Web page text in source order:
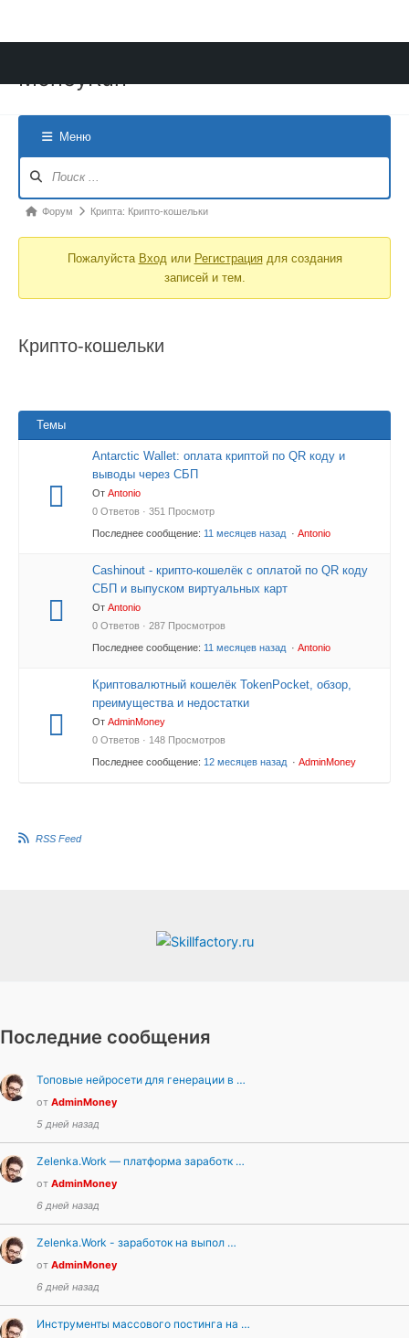
содержимому
MoneyRun
Меню
Форума
ФорумФорум Крипта: Крипто-кошельки
Пожалуйста Входили Регистрациядля создания
записей и тем.
Крипто-кошельки
Темы
Antarctic Wallet: оплата криптой по QR коду и
выводы через СБП
От Antonio
0 Ответов · 351 Просмотр
Последнее сообщение: 11 месяцев назад · Antonio
Cashinout - крипто-кошелёк с оплатой по QR коду
СБП и выпуском виртуальных карт
От Antonio
0 Ответов · 287 Просмотров
Последнее сообщение: 11 месяцев назад · Antonio
Криптовалютный кошелёк TokenPocket, обзор,
преимущества и недостатки
От AdminMoney
0 Ответов · 148 Просмотров
Последнее сообщение: 12 месяцев назад · AdminMoney
RSS Feed
Последние сообщения
Топовые нейросети для генерации в …
от AdminMoney
5 дней назад
Zelenka.Work — платформа заработк …
от AdminMoney
6 дней назад
Zelenka.Work - заработок на выпол …
от AdminMoney
6 дней назад
Инструменты массового постинга на …